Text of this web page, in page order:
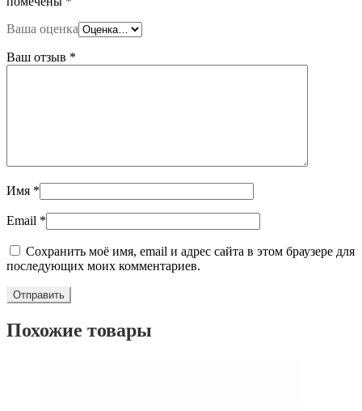
Ваша оценка
Ваш отзыв *
Имя *
Email *
Сохранить моё имя, email и адрес сайта в этом браузере для
последующих моих комментариев.
Похожие товары